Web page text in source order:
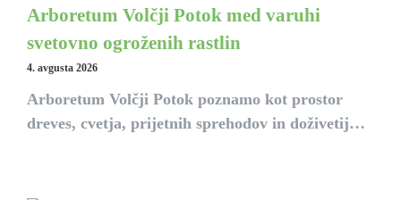
Arboretum Volčji Potok med varuhi
svetovno ogroženih rastlin
4. avgusta 2026
Arboretum Volčji Potok poznamo kot prostor
dreves, cvetja, prijetnih sprehodov in doživetij…